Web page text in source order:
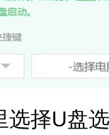
选择U盘